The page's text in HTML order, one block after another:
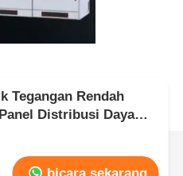
Tegangan Rendah
Distribusi Daya